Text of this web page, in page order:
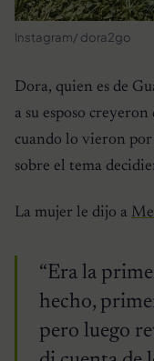
Instagram/ dora2go
Dora, quien es de
a su esposo
cuando lo vieron
sobre el tema
La mujer le dijo a
“Era la
hecho,
pero luego